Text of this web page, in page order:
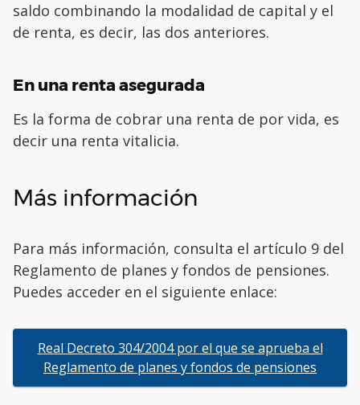
saldo combinando la modalidad de capital y el
de renta, es decir, las dos anteriores.
En una renta asegurada
Es la forma de cobrar una renta de por vida, es
decir una renta vitalicia.
Más información
Para más información, consulta el artículo 9 del
Reglamento de planes y fondos de pensiones.
Puedes acceder en el siguiente enlace:
Real Decreto 304/2004 por el que se aprueba el
Reglamento de planes y fondos de pensiones